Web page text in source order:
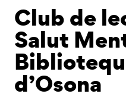
Club de
Salut
d’Osona